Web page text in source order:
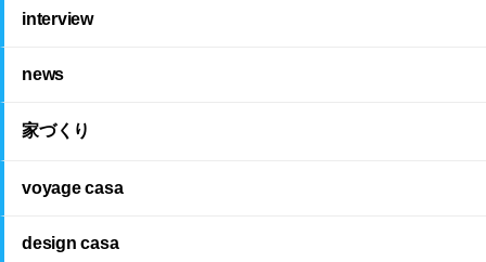
interview
news
家づくり
voyage casa
design casa